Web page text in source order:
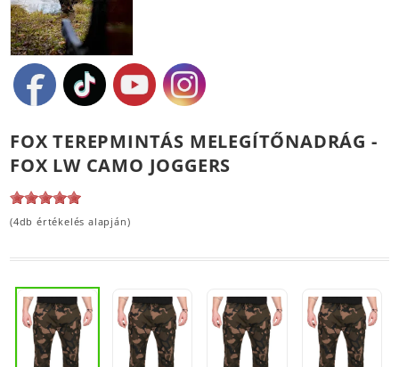
FOX TEREPMINTÁS MELEGÍTŐNADRÁG -
FOX LW CAMO JOGGERS
(4db értékelés alapján)